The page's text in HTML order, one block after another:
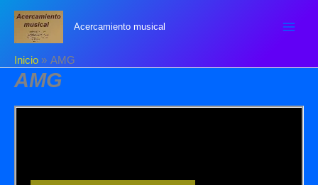
contenido
Acercamiento musical
Inicio AMG
AMG